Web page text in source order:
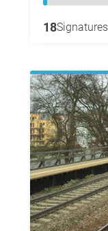
18Signatures